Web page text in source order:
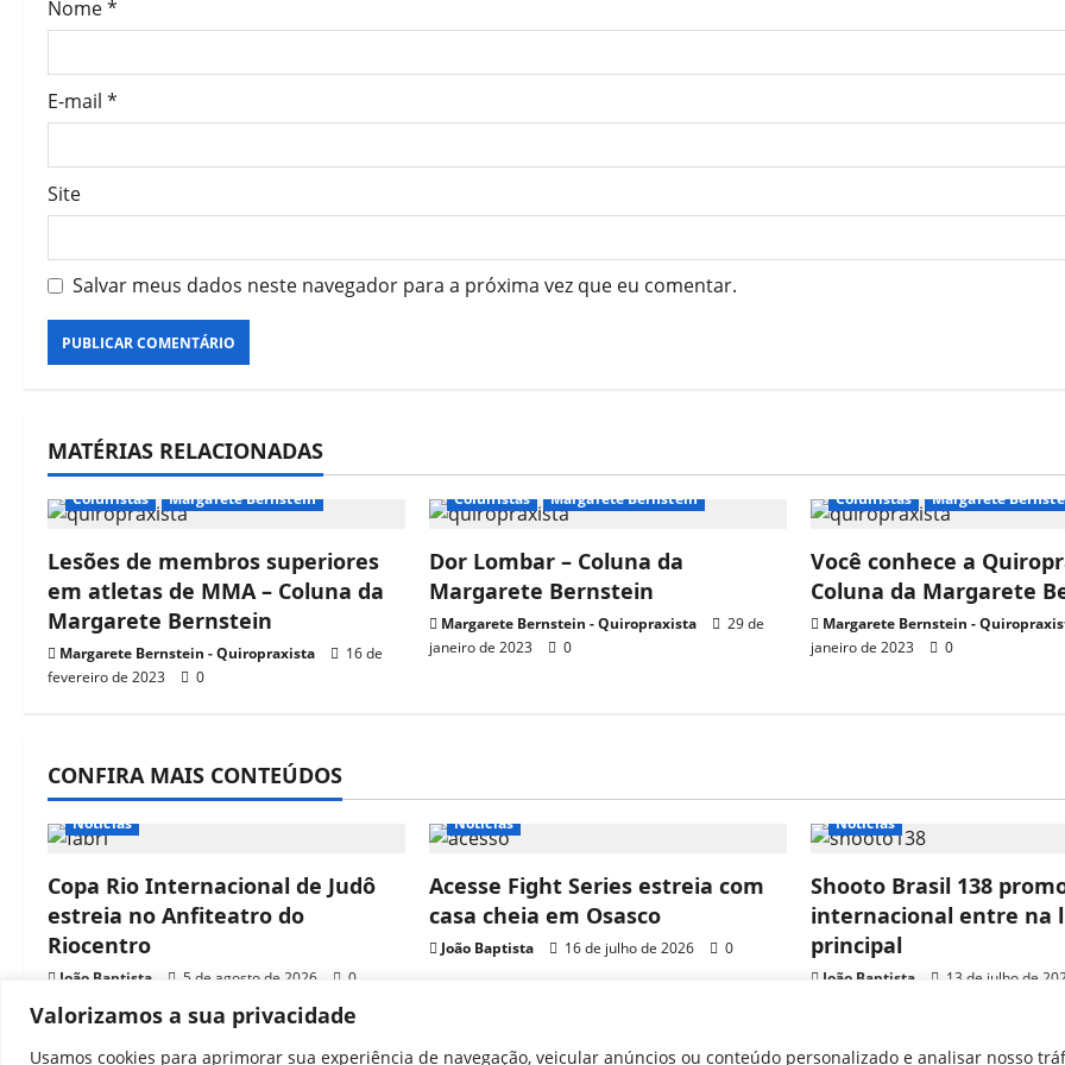
Valorizamos a sua privacidade
Usamos cookies para aprimorar sua experiência de navegação, veicular anúncios ou conteúdo personalizado e analisar nosso
Nome*
E-mail *
Site
Salvar meus dados neste navegador para a próxima vez que eu comentar.
MATÉRIAS RELACIONADAS
Colunistas Margarete Bernstein
Lesões de membros superiores
em atletas de MMA – Coluna da
Margarete Bernstein
Margarete Bernstein - Quiropraxista
16 de
fevereiro de 2023
0
Colunistas Margarete Bernstein
Dor Lombar – Coluna da
Margarete Bernstein
Margarete Bernstein - Quiropraxista
29 de
janeiro de 2023
0
Colunistas Margarete
Você conhece a
Coluna da Margarete
Margarete Bernstein -
janeiro de 2023
0
CONFIRA MAIS CONTEÚDOS
Notícias
Copa Rio Internacional de Judô
estreia no Anfiteatro do
Riocentro
João Baptista 5 de agosto de 2026 0
Notícias
Acesse Fight Series estreia com
casa cheia em Osasco
João Baptista 16 de julho de 2026 0
Notícias
Shooto Brasil 138
internacional entre na
principal
João Baptista 13 de julho de